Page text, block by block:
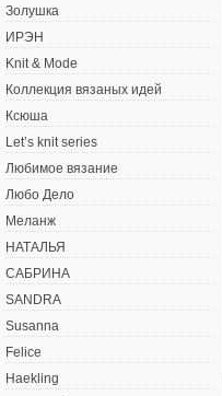
Золушка
ИРЭН
Knit & Mode
Коллекция вязаных идей
Ксюша
Let’s knit series
Любимое вязание
Любо Дело
Меланж
НАТАЛЬЯ
САБРИНА
SANDRA
Susanna
Felice
Haekling